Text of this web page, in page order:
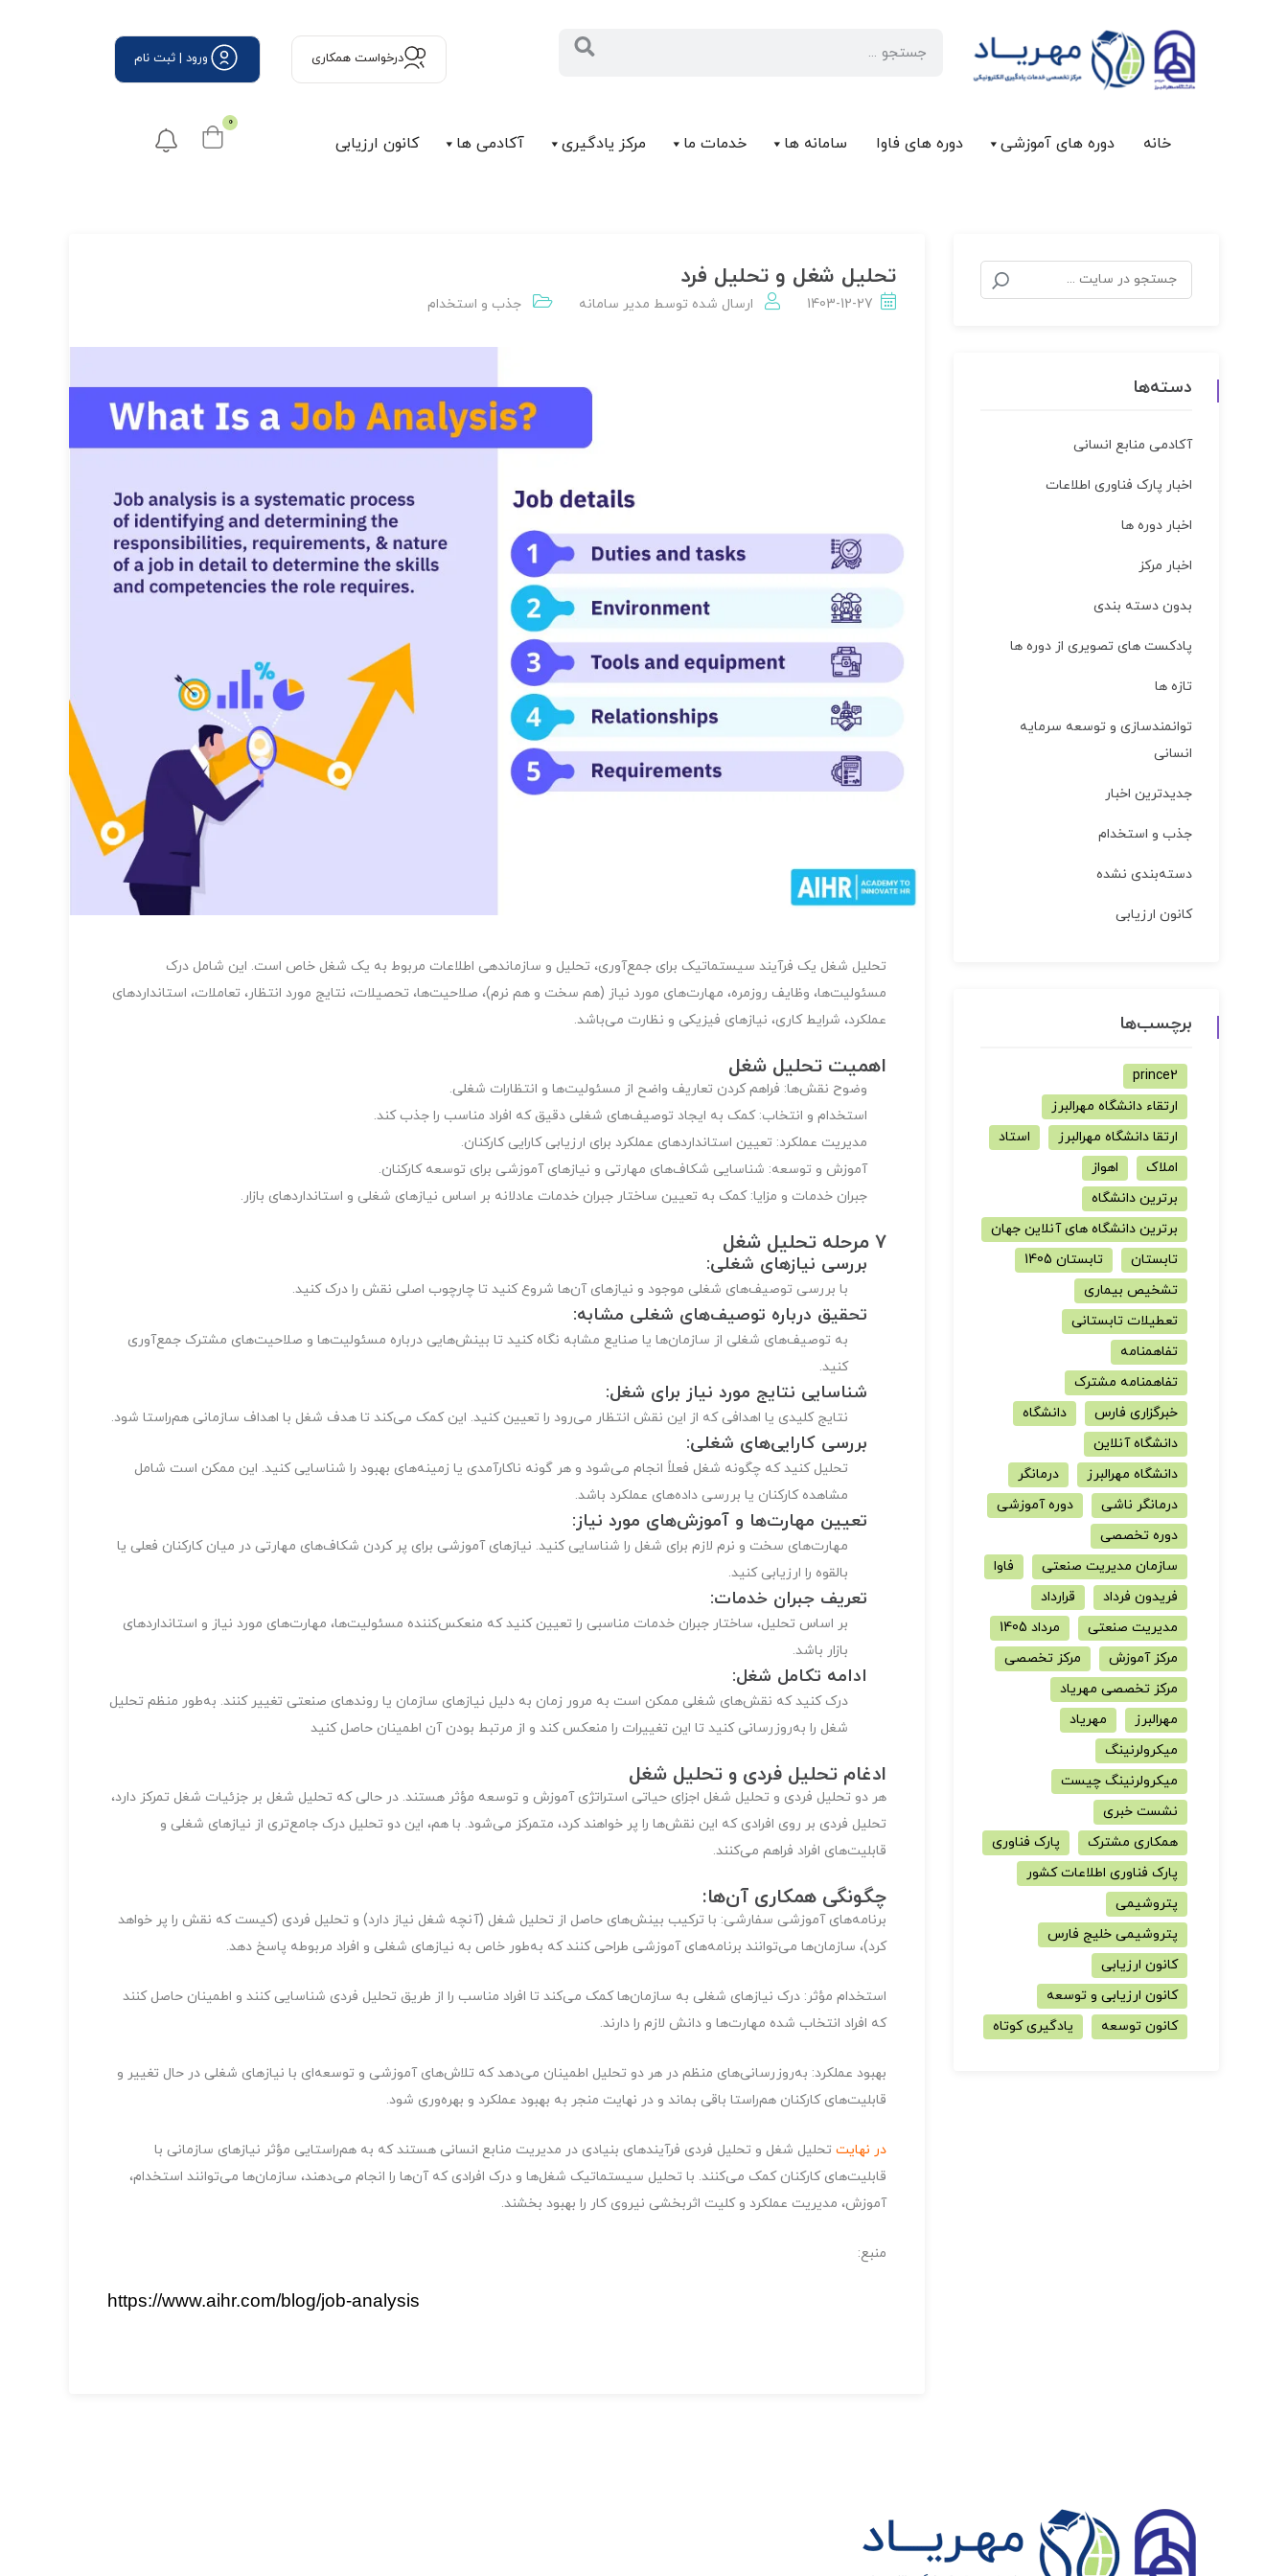
ورود | ثبت نام درخواست همكاری
خانه دوره های آموزشی دوره های فاوا سامانه ها خدمات ما مرکز يادگیری آکادمی ها کانون ارزیابی
0
تحلیل شغل و تحلیل فرد
1403-12-27 ارسال شده توسط مدير سامانه جذب و استخدام
تحلیل شغل یک فرآیند سیستماتیک برای جمع‌آوری، تحلیل و سازماندهی اطلاعات مربوط به یک شغل خاص است. این شامل درک
مسئولیت‌ها، وظایف روزمره، مهارت‌های مورد نیاز (هم سخت و هم نرم)، صلاحیت‌ها، تحصیلات، نتایج مورد انتظار، تعاملات، استانداردهای
عملکرد، شرایط کاری، نیازهای فیزیکی و نظارت می‌باشد.
اهمیت تحلیل شغل
وضوح نقش‌ها: فراهم کردن تعاریف واضح از مسئولیت‌ها و انتظارات شغلی.
استخدام و انتخاب: کمک به ایجاد توصیف‌های شغلی دقیق که افراد مناسب را جذب کند.
مدیریت عملکرد: تعیین استانداردهای عملکرد برای ارزیابی کارایی کارکنان.
آموزش و توسعه: شناسایی شکاف‌های مهارتی و نیازهای آموزشی برای توسعه کارکنان.
جبران خدمات و مزایا: کمک به تعیین ساختار جبران خدمات عادلانه بر اساس نیازهای شغلی و استانداردهای بازار.
۷ مرحله تحلیل شغل
بررسی نیازهای شغلی:
با بررسی توصیف‌های شغلی موجود و نیازهای آن‌ها شروع کنید تا چارچوب اصلی نقش را درک کنید.
تحقیق درباره توصیف‌های شغلی مشابه:
به توصیف‌های شغلی از سازمان‌ها یا صنایع مشابه نگاه کنید تا بینش‌هایی درباره مسئولیت‌ها و صلاحیت‌های مشترک جمع‌آوری
کنید.
شناسایی نتایج مورد نیاز برای شغل:
نتایج کلیدی یا اهدافی که از این نقش انتظار می‌رود را تعیین کنید. این کمک می‌کند تا هدف شغل با اهداف سازمانی هم‌راستا شود.
بررسی کارایی‌های شغلی:
تحلیل کنید که چگونه شغل فعلاً انجام می‌شود و هر گونه ناکارآمدی یا زمینه‌های بهبود را شناسایی کنید. این ممکن است شامل
مشاهده کارکنان یا بررسی داده‌های عملکرد باشد.
تعیین مهارت‌ها و آموزش‌های مورد نیاز:
مهارت‌های سخت و نرم لازم برای شغل را شناسایی کنید. نیازهای آموزشی برای پر کردن شکاف‌های مهارتی در میان کارکنان فعلی یا
بالقوه را ارزیابی کنید.
تعریف جبران خدمات:
بر اساس تحلیل، ساختار جبران خدمات مناسبی را تعیین کنید که منعکس‌کننده مسئولیت‌ها، مهارت‌های مورد نیاز و استانداردهای
بازار باشد.
ادامه تکامل شغل:
درک کنید که نقش‌های شغلی ممکن است به مرور زمان به دلیل نیازهای سازمان یا روندهای صنعتی تغییر کنند. به‌طور منظم تحلیل
شغل را به‌روزرسانی کنید تا این تغییرات را منعکس کند و از مرتبط بودن آن اطمینان حاصل کنید
ادغام تحلیل فردی و تحلیل شغل
هر دو تحلیل فردی و تحلیل شغل اجزای حیاتی استراتژی آموزش و توسعه مؤثر هستند. در حالی که تحلیل شغل بر جزئیات شغل تمرکز دارد،
تحلیل فردی بر روی افرادی که این نقش‌ها را پر خواهند کرد، متمرکز می‌شود. با هم، این دو تحلیل درک جامع‌تری از نیازهای شغلی و
قابلیت‌های افراد فراهم می‌کنند.
چگونگی همکاری آن‌ها:
برنامه‌های آموزشی سفارشی: با ترکیب بینش‌های حاصل از تحلیل شغل (آنچه شغل نیاز دارد) و تحلیل فردی (کیست که نقش را پر خواهد
کرد)، سازمان‌ها می‌توانند برنامه‌های آموزشی طراحی کنند که به‌طور خاص به نیازهای شغلی و افراد مربوطه پاسخ دهد.
استخدام مؤثر: درک نیازهای شغلی به سازمان‌ها کمک می‌کند تا افراد مناسب را از طریق تحلیل فردی شناسایی کنند و اطمینان حاصل کنند
که افراد انتخاب شده مهارت‌ها و دانش لازم را دارند.
بهبود عملکرد: به‌روزرسانی‌های منظم در هر دو تحلیل اطمینان می‌دهد که تلاش‌های آموزشی و توسعه‌ای با نیازهای شغلی در حال تغییر و
قابلیت‌های کارکنان هم‌راستا باقی بماند و در نهایت منجر به بهبود عملکرد و بهره‌وری شود.
در نهایت تحلیل شغل و تحلیل فردی فرآیندهای بنیادی در مدیریت منابع انسانی هستند که به هم‌راستایی مؤثر نیازهای سازمانی با
قابلیت‌های کارکنان کمک می‌کنند. با تحلیل سیستماتیک شغل‌ها و درک افرادی که آن‌ها را انجام می‌دهند، سازمان‌ها می‌توانند استخدام،
آموزش، مدیریت عملکرد و کلیت اثربخشی نیروی کار را بهبود بخشند.
منبع:
https://www.aihr.com/blog/job-analysis
دسته‌ها
آکادمی منابع انسانی
اخبار پارک فناوری اطلاعات
اخبار دوره ها
اخبار مركز
بدون دسته بندی
پادکست های تصویری از دوره ها
تازه ها
توانمندسازی و توسعه سرمایه
انسانی
جدیدترین اخبار
جذب و استخدام
دسته‌بندی نشده
کانون ارزیابی
برچسب‌ها
prince2
ارتقاء دانشگاه مهرالبرز
ارتقا دانشگاه مهرالبرز
استاد
املاک
اهواز
برترین دانشگاه
برترین دانشگاه های آنلاین جهان
تابستان
تابستان 1405
تشخیص بیماری
تعطیلات تابستانی
تفاهمنامه
تفاهمنامه مشترک
خبرگزاری فارس
دانشگاه
دانشگاه آنلاین
دانشگاه مهرالبرز
درمانگر
درمانگر ناشی
دوره آموزشی
دوره تخصصی
سازمان مدیریت صنعتی
فاوا
فریدون فرداد
قرارداد
مدیریت صنعتی
مرداد 1405
مرکز آموزش
مرکز تخصصی
مرکز تخصصی مهریاد
مهرالبرز
مهریاد
میکرولرنینگ
میکرولرنینگ چیست
نشست خبری
همکاری مشترک
پارک فناوری
پارک فناوری اطلاعات کشور
پتروشیمی
پتروشیمی خلیج فارس
کانون ارزیابی
کانون ارزیابی و توسعه
کانون توسعه
یادگیری کوتاه